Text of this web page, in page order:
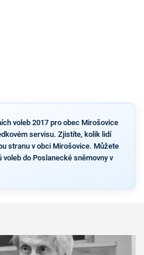
voleb 2017 pro obec Mirošovice
servisu. Zjistíte, kolik lidí
stranu v obci Mirošovice. Můžete
do Poslanecké sněmovny v